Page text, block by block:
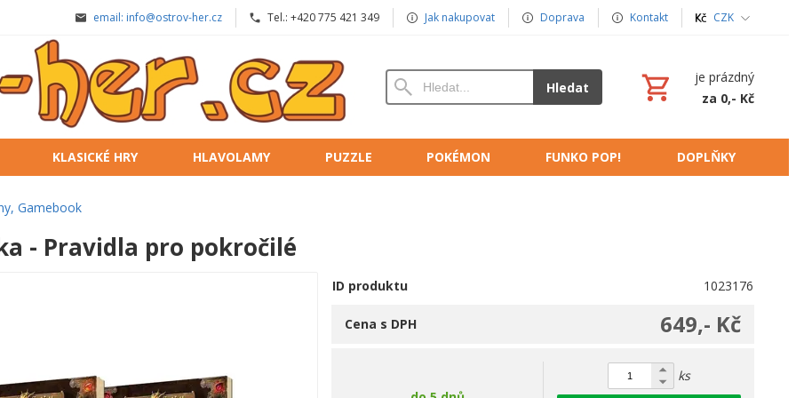
email: info@ostrov-her.cz Tel.: +420 775 421 349 Jak nakupovat Doprava Kontakt CZK
Hledat
je prázdný
za 0,- Kč
KLASICKÉ HRY HLAVOLAMY PUZZLE POKÉMON FUNKO POP! DOPLŇKY
Gamebook
- Pravidla pro pokročilé
ID produktu 1023176
649,- Kč
Cena s DPH
ks